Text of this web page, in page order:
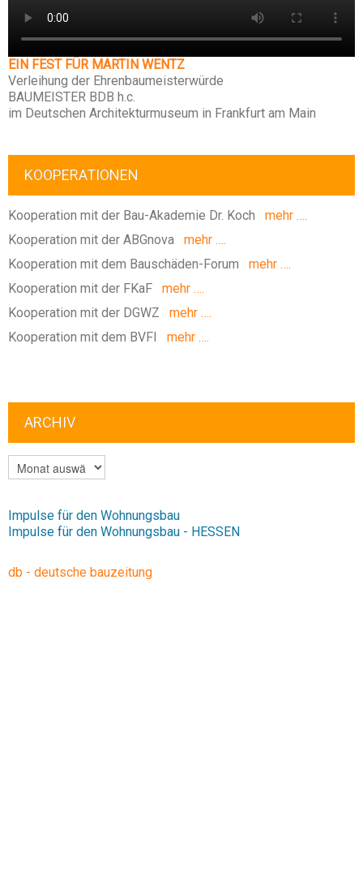
EIN FEST FÜR MARTIN WENTZ
Verleihung der Ehrenbaumeisterwürde
BAUMEISTER BDB h.c.
im Deutschen Architekturmuseum in Frankfurt am Main
KOOPERATIONEN
Kooperation mit der Bau-Akademie Dr. Koch mehr ….
Kooperation mit der ABGnova mehr ….
Kooperation mit dem Bauschäden-Forum mehr ….
Kooperation mit der FKaF mehr ….
Kooperation mit der DGWZ mehr ….
Kooperation mit dem BVFI
mehr ….
ARCHIV
ARCHIV
Impulse für den Wohnungsbau
Impulse für den Wohnungsbau - HESSEN
db - deutsche bauzeitung